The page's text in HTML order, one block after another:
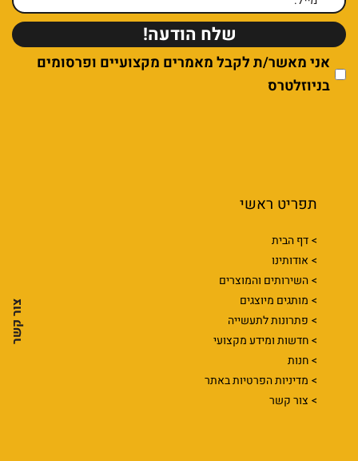
צור קשר
אני מאשר/ת לקבל מאמרים מקצועיים ופרסומים
בניוזלטרס
תפריט ראשי
דף הבית
אודותינו
השירותים והמוצרים
מותגים מיוצגים
פתרונות לתעשייה
חדשות ומידע מקצועי
חנות
מדיניות הפרטיות באתר
צור קשר